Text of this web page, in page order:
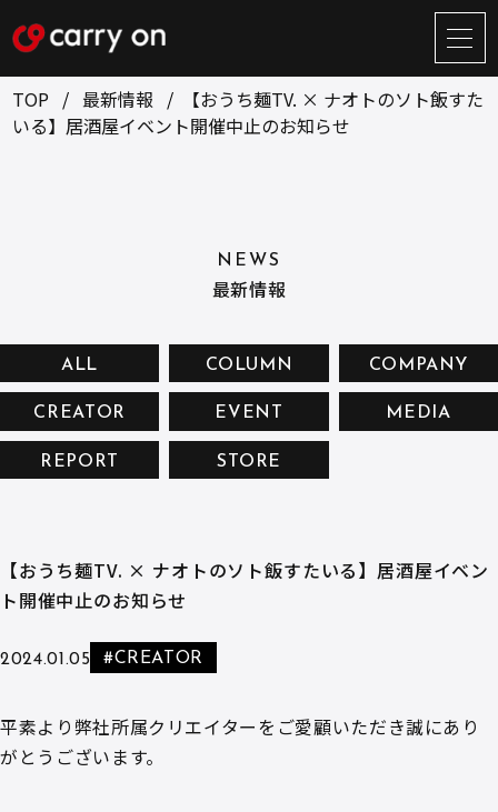
サ
イ
ト
メ
RECRUIT
お問い合せ
プライバシーポリシー
TOP 最新情報
【おうち麺TV. × ナオトのソト飯すた
いる】居酒屋イベント開催中止のお知らせ
NEWS
最新情報
ALL COLUMN COMPANY
CREATOR EVENT MEDIA
REPORT STORE
【おうち麺TV. × ナオトのソト飯すたいる】居酒屋イベン
ト開催中止のお知らせ
2024.01.05 #CREATOR
平素より弊社所属クリエイターをご愛顧いただき誠にあり
がとうございます。